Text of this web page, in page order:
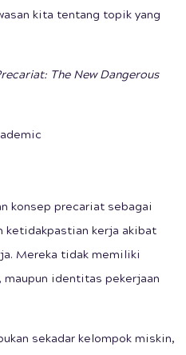
kita tentang topik yang
The New Dangerous
konsep precariat sebagai
ketidakpastian kerja akibat
Mereka tidak memiliki
identitas pekerjaan
sekadar kelompok miskin,